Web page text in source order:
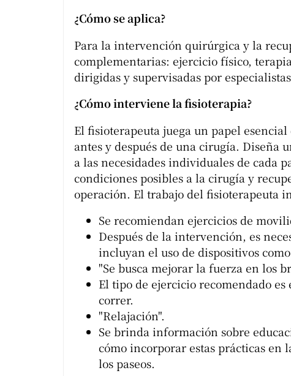
¿Cómo se aplica?
Para la intervención quirúrgica y la
complementarias: ejercicio físico,
dirigidas y supervisadas por
¿Cómo interviene la fisioterapia?
El fisioterapeuta juega un papel
antes y después de una cirugía. Diseña
a las necesidades individuales de cada
condiciones posibles a la cirugía y
operación. El trabajo del fisioterapeuta
Se recomiendan ejercicios de
Después de la intervención, es
incluyan el uso de dispositivos
"Se busca mejorar la fuerza en los
El tipo de ejercicio recomendado
correr.
"Relajación".
Se brinda información sobre
cómo incorporar estas prácticas en
los paseos.